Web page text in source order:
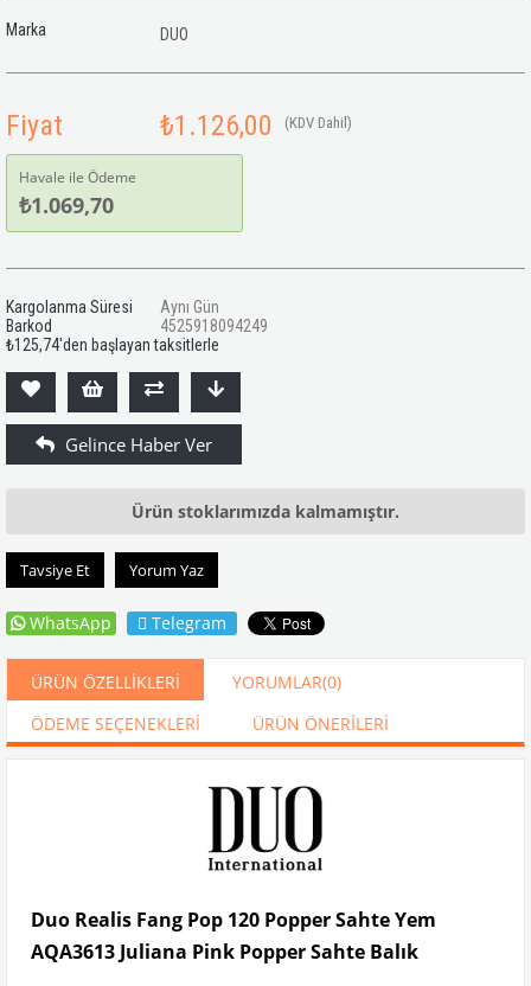
Marka DUO
Fiyat ₺1.126,00 (KDV Dahil)
Havale ile Ödeme
₺1.069,70
Kargolanma Süresi
Aynı Gün
Barkod
4525918094249
₺125,74'den başlayan taksitlerle
Ürün stoklarımızda kalmamıştır.
Tavsiye Et Yorum Yaz
WhatsApp Telegram
ÜRÜN ÖZELLIKLERI YORUMLAR(0)
ÖDEME SEÇENEKLERI
ÜRÜN ÖNERILERI
Duo Realis Fang Pop 120 Popper Sahte Yem
AQA3613 Juliana Pink Popper Sahte Balık